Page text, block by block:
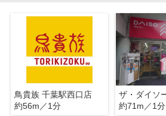
鳥貴族 千葉駅西口店
約56m／1分
約71m／1分